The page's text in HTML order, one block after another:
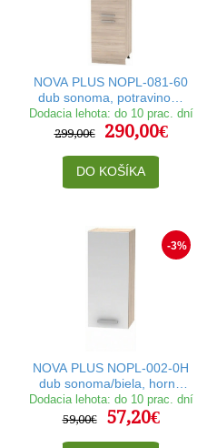
NOVA PLUS NOPL-081-60
dub sonoma, potravinová
skrinka v šírke 60 cm
Dodacia lehota: do 10 prac. dní
299,00€
290,00€
DO KOŠÍKA
-3%
NOVA PLUS NOPL-002-0H
dub sonoma/biela, horná
skrinka v šírke 30 cm
Dodacia lehota: do 10 prac. dní
59,00€
57,20€